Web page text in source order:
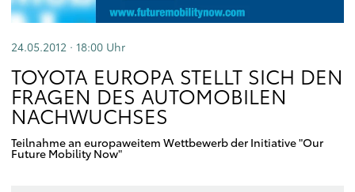
24.05.2012 · 18:00 Uhr
TOYOTA EUROPA STELLT SICH DEN
FRAGEN DES AUTOMOBILEN
NACHWUCHSES
Teilnahme an europaweitem Wettbewerb der Initiative "Our
Future Mobility Now"